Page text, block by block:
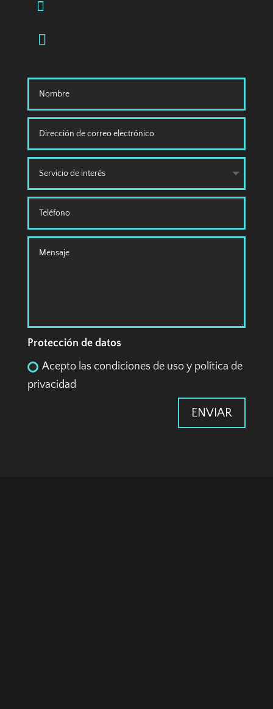
Protección de datos
Acepto las condiciones de uso y política de
privacidad
ENVIAR